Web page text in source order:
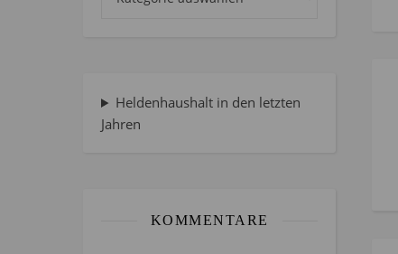
Heldenhaushalt in den letzten
Jahren
KOMMENTARE